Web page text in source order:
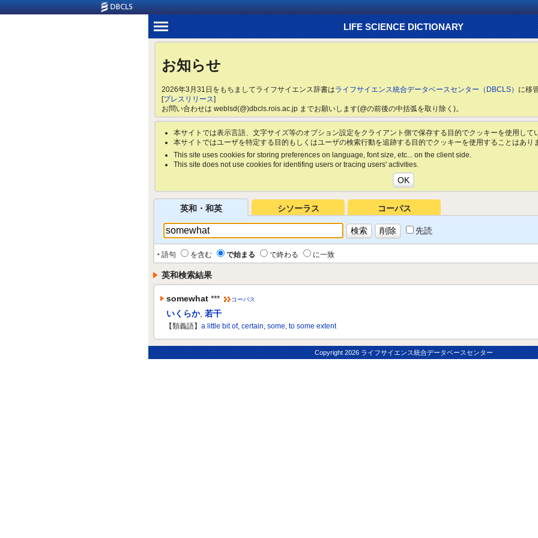
LIFE SCIENCE DICTIONARY
お知らせ
2026年3月31日をもちましてライフサイエンス辞書はライフサイエンス統合データベースセンター（DBCLS） に移
[プレスリリース]
お問い合わせは weblsd(@)dbcls.rois.ac.jp までお願いします(@の前後の中括弧を取り除く)。
本サイトでは表示言語、文字サイズ等のオプション設定をクライアント側で保存する目的でクッキーを使用して
本サイトではユーザを特定する目的もしくはユーザの検索行動を追跡する目的でクッキーを使用することはあり
This site uses cookies for storing preferences on language, font size, etc... on the client side.
This site does not use cookies for identifing users or tracing users' activities.
英和・和英 シソーラス コーパス
先読
‣ 語句 を含む で始まる で終わる
に一致
英和検索結果
somewhat *** コーパス
いくらか, 若干
【類義語】 a little bit of, certain, some, to some extent
Copyright2026 ライフサイエンス統合データベースセンター